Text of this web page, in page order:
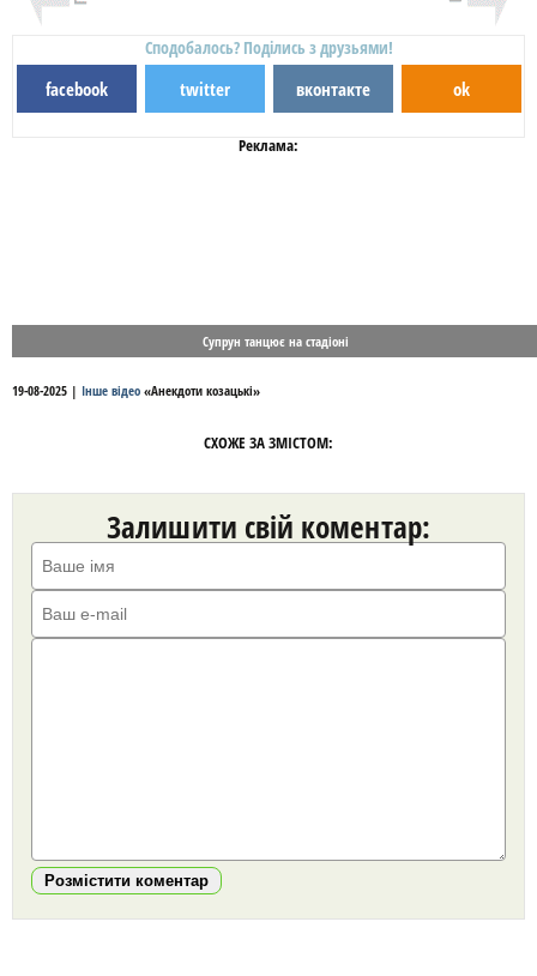
Сподобалось? Поділись з друзьями!
facebook twitter вконтакте ok
Реклама:
Супрун танцює на стадіоні
19-08-2025 | Інше відео «Анекдоти козацькі»
СХОЖЕ ЗА ЗМІСТОМ:
Залишити свій коментар:
Розмістити коментар